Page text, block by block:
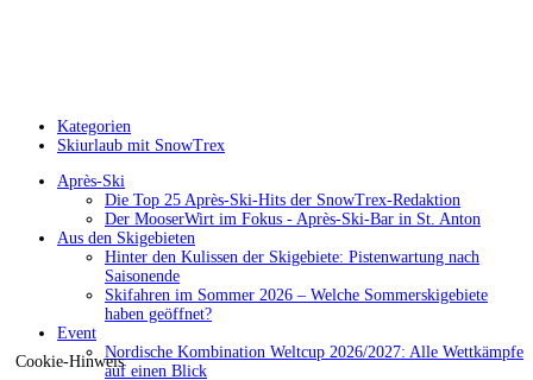
Cookie-Hinweis
Kategorien
Skiurlaub mit SnowTrex
Après-Ski
Die Top 25 Après-Ski-Hits der SnowTrex-Redaktion
Der MooserWirt im Fokus - Après-Ski-Bar in St. Anton
Aus den Skigebieten
Hinter den Kulissen der Skigebiete: Pistenwartung nach
Saisonende
Skifahren im Sommer 2026 – Welche Sommerskigebiete
haben geöffnet?
Event
Nordische Kombination Weltcup 2026/2027: Alle Wettkämpfe
auf einen Blick